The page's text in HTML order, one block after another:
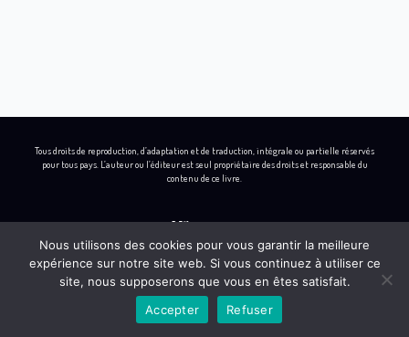
Tous droits de reproduction, d’adaptation et de traduction, intégrale ou partielle réservés
pour tous pays. L’auteur ou l’éditeur est seul propriétaire des droits et responsable du
contenu de ce livre.
L I
n
s
B
e
h
Y
Nous utilisons des cookies pour vous garantir la meilleure
expérience sur notre site web. Si vous continuez à utiliser ce
site, nous supposerons que vous en êtes satisfait.
Accepter
Refuser